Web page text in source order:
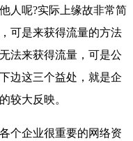
人呢?实际上缘故非常简
可是来获得流量的方法
法来获得流量，可是公
边这三个益处，就是企
较大反映。
个企业很重要的网络资